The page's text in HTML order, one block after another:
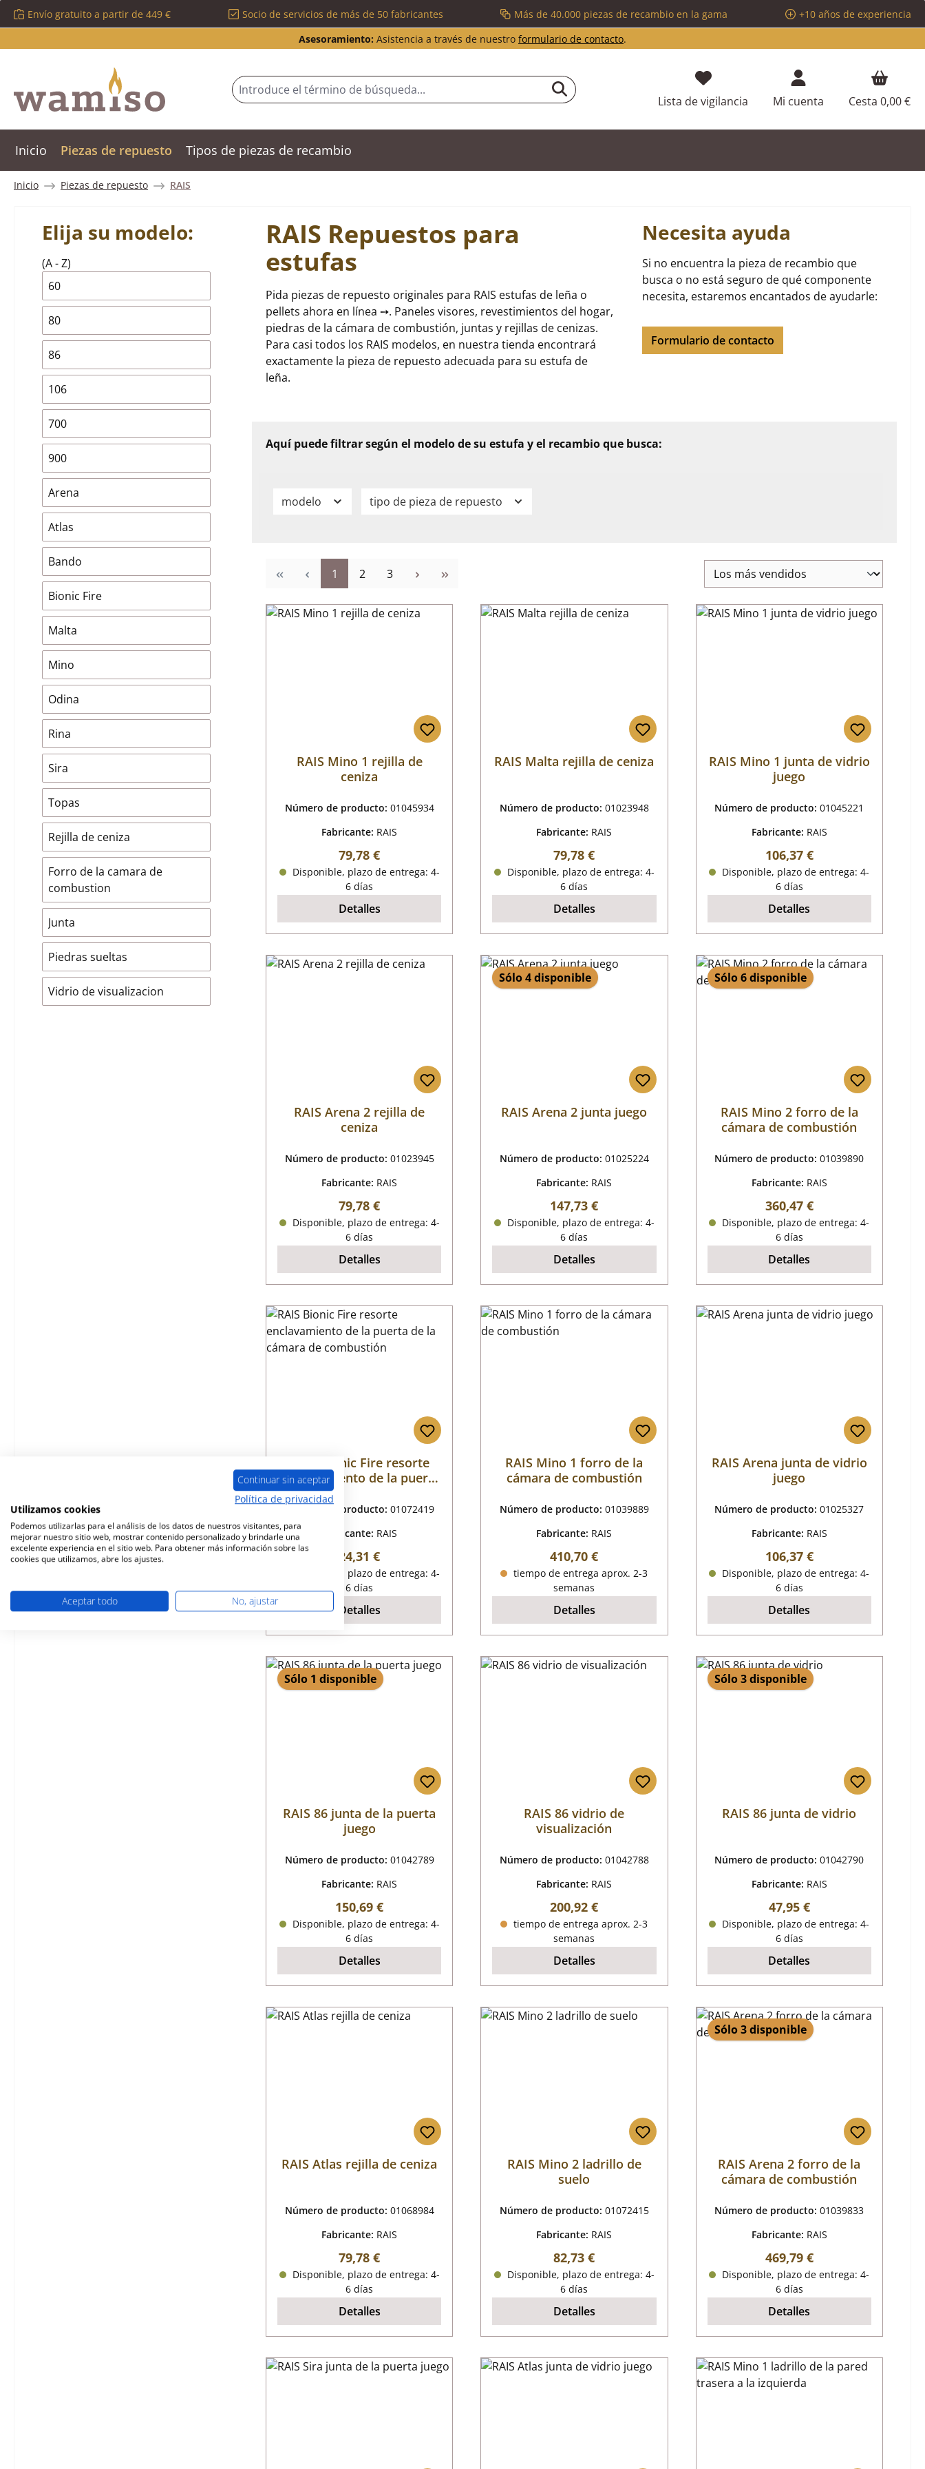
al contenido principal
Saltar a la búsqueda
Saltar a la navegación principal
Envío gratuito a partir de 449 € Socio de servicios de más de 50 fabricantes Más de 40.000 piezas de recambio en la gama
+10 años de experiencia
Asesoramiento: Asistencia a través de nuestro formulario de contacto.
Lista de vigilancia Tienes 0 artículos en tu lista de
Mi cuenta Cesta 0,00 €
Inicio Piezas de repuesto Tipos de piezas de recambio
Inicio Piezas de repuesto RAIS
Elija su modelo:
(A - Z)
60
80
86
106
700
900
Arena
Atlas
Bando
Bionic Fire
Malta
Mino
Odina
Rina
Sira
Topas
Rejilla de ceniza
Forro de la camara de
combustion
Junta
Piedras sueltas
Vidrio de visualizacion
RAIS Repuestos para
estufas
Pida piezas de repuesto originales para RAIS estufas de leña o
pellets ahora en línea ➙. Paneles visores, revestimientos del hogar,
piedras de la cámara de combustión, juntas y rejillas de cenizas.
Para casi todos los RAIS modelos, en nuestra tienda encontrará
exactamente la pieza de repuesto adecuada para su estufa de
leña.
Necesita ayuda
Si no encuentra la pieza de recambio que
busca o no está seguro de qué componente
necesita, estaremos encantados de ayudarle:
Formulario de contacto
Aquí puede filtrar según el modelo de su estufa y el recambio que busca:
modelo tipo de pieza de repuesto
Página
1 Página
2 Página
3
RAIS Mino 1 rejilla de
ceniza
Número de producto: 01045934
Fabricante: RAIS
Precio normal:
79,78 €
Disponible, plazo de entrega: 4-
6 días
Detalles
RAIS Malta rejilla de ceniza
Número de producto: 01023948
Fabricante: RAIS
Precio normal:
79,78 €
Disponible, plazo de entrega: 4-
6 días
Detalles
RAIS Mino 1 junta de vidrio
juego
Número de producto:01045221
Fabricante: RAIS
Precio normal:
106,37 €
Disponible, plazo de entrega: 4-
6 días
Detalles
RAIS Arena 2 rejilla de
ceniza
Número de producto: 01023945
Fabricante: RAIS
Precio normal:
79,78 €
Disponible, plazo de entrega: 4-
6 días
Detalles
Sólo 4 disponible
RAIS Arena 2 junta juego
Número de producto: 01025224
Fabricante: RAIS
Precio normal:
147,73 €
Disponible, plazo de entrega: 4-
6 días
Detalles
Sólo 6 disponible
RAIS Mino 2 forro de la
cámara de combustión
Número de producto:01039890
Fabricante: RAIS
Precio normal:
360,47 €
Disponible, plazo de entrega: 4-
6 días
Detalles
RAIS Bionic Fire resorte
enclavamiento de la puerta
de la cámara de
combustión
Número de producto: 01072419
Fabricante: RAIS
Precio normal:
24,31 €
Disponible, plazo de entrega: 4-
6 días
Detalles
RAIS Mino 1 forro de la
cámara de combustión
Número de producto: 01039889
Fabricante: RAIS
Precio normal:
410,70 €
tiempo de entrega aprox. 2-3
semanas
Detalles
RAIS Arena junta de vidrio
juego
Número de producto:01025327
Fabricante: RAIS
Precio normal:
106,37 €
Disponible, plazo de entrega: 4-
6 días
Detalles
Sólo 1 disponible
RAIS 86 junta de la puerta
juego
Número de producto: 01042789
Fabricante: RAIS
Precio normal:
150,69 €
Disponible, plazo de entrega: 4-
6 días
Detalles
RAIS 86 vidrio de
visualización
Número de producto: 01042788
Fabricante: RAIS
Precio normal:
200,92 €
tiempo de entrega aprox. 2-3
semanas
Detalles
Sólo 3 disponible
RAIS 86 junta de vidrio
Número de producto:01042790
Fabricante: RAIS
Precio normal:
47,95 €
Disponible, plazo de entrega: 4-
6 días
Detalles
RAIS Atlas rejilla de ceniza
Número de producto: 01068984
Fabricante: RAIS
Precio normal:
79,78 €
Disponible, plazo de entrega: 4-
6 días
Detalles
RAIS Mino 2 ladrillo de
suelo
Número de producto: 01072415
Fabricante: RAIS
Precio normal:
82,73 €
Disponible, plazo de entrega: 4-
6 días
Detalles
Sólo 3 disponible
RAIS Arena 2 forro de la
cámara de combustión
Número de producto:01039833
Fabricante: RAIS
Precio normal:
469,79 €
Disponible, plazo de entrega: 4-
6 días
Detalles
Continuar sin aceptar
Política de privacidad
Utilizamos cookies
Podemos utilizarlas para el análisis de los datos de nuestros visitantes, para
mejorar nuestro sitio web, mostrar contenido personalizado y brindarle una
excelente experiencia en el sitio web. Para obtener más información sobre las
cookies que utilizamos, abre los ajustes.
Aceptar todo No, ajustar